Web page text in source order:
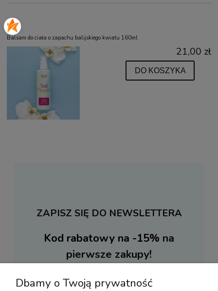
Balsam do ciała o zapachu balijskiego kwiatu 160ml
21,00 zł
DO KOSZYKA
ZAPISZ SIĘ DO NEWSLETTERA
Kod rabatowy na -15% na
pierwsze zakupy!
informacje o nowościach i promocjach.
Dbamy o Twoją prywatność